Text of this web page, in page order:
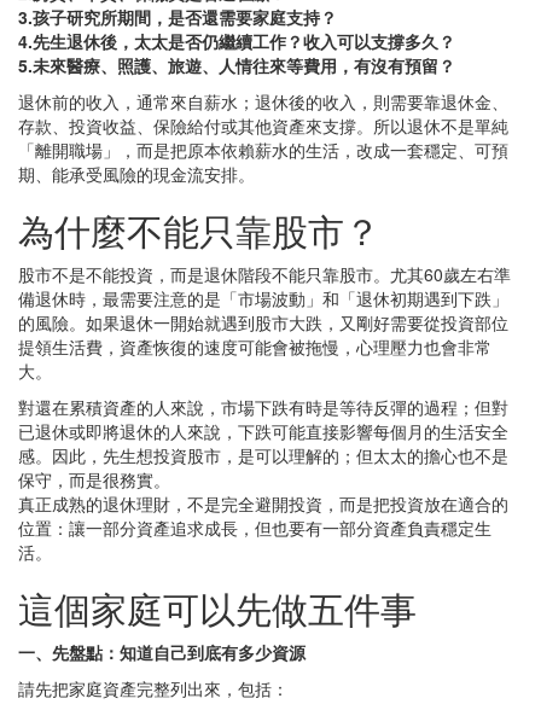
3.孩子研究所期間，是否還需要家庭支持？
4.先生退休後，太太是否仍繼續工作？收入可以支撐多久？
5.未來醫療、照護、旅遊、人情往來等費用，有沒有預留？
退休前的收入，通常來自薪水；退休後的收入，則需要靠退休金、
存款、投資收益、保險給付或其他資產來支撐。所以退休不是單純
「離開職場」，而是把原本依賴薪水的生活，改成一套穩定、可預
期、能承受風險的現金流安排。
為什麼不能只靠股市？
股市不是不能投資，而是退休階段不能只靠股市。尤其60歲左右準
備退休時，最需要注意的是「市場波動」和「退休初期遇到下跌」
的風險。如果退休一開始就遇到股市大跌，又剛好需要從投資部位
提領生活費，資產恢復的速度可能會被拖慢，心理壓力也會非常
大。
對還在累積資產的人來說，市場下跌有時是等待反彈的過程；但對
已退休或即將退休的人來說，下跌可能直接影響每個月的生活安全
感。因此，先生想投資股市，是可以理解的；但太太的擔心也不是
保守，而是很務實。
真正成熟的退休理財，不是完全避開投資，而是把投資放在適合的
位置：讓一部分資產追求成長，但也要有一部分資產負責穩定生
活。
這個家庭可以先做五件事
一、先盤點：知道自己到底有多少資源
請先把家庭資產完整列出來，包括：